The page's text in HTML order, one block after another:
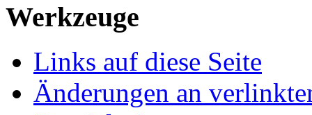
Werkzeuge
Links auf diese Seite
Änderungen an